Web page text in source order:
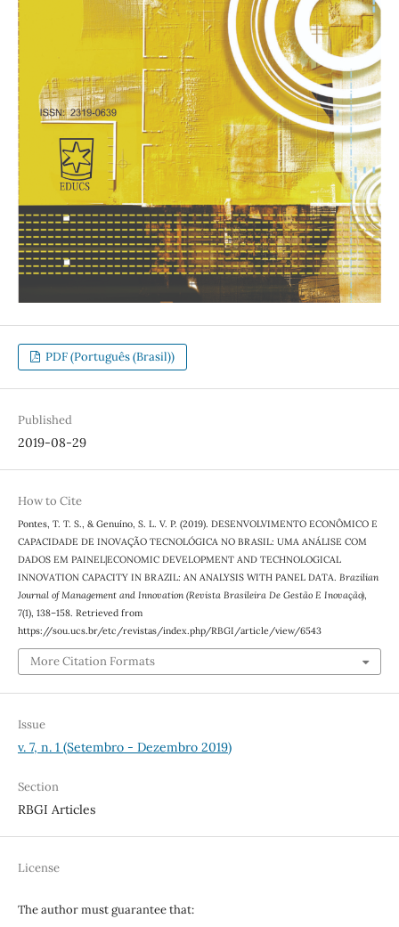
PDF (Português (Brasil))
Published
2019-08-29
How to Cite
Pontes, T. T. S., & Genuíno, S. L. V. P. (2019). DESENVOLVIMENTO ECONÔMICO E
CAPACIDADE DE INOVAÇÃO TECNOLÓGICA NO BRASIL: UMA ANÁLISE COM
DADOS EM PAINEL|ECONOMIC DEVELOPMENT AND TECHNOLOGICAL
INNOVATION CAPACITY IN BRAZIL: AN ANALYSIS WITH PANEL DATA. Brazilian
Journal of Management and Innovation (Revista Brasileira De Gestão E Inovação),
7(1), 138–158. Retrieved from
https://sou.ucs.br/etc/revistas/index.php/RBGI/article/view/6543
More Citation Formats
Issue
v. 7, n. 1 (Setembro - Dezembro 2019)
Section
RBGI Articles
License
The author must guarantee that: